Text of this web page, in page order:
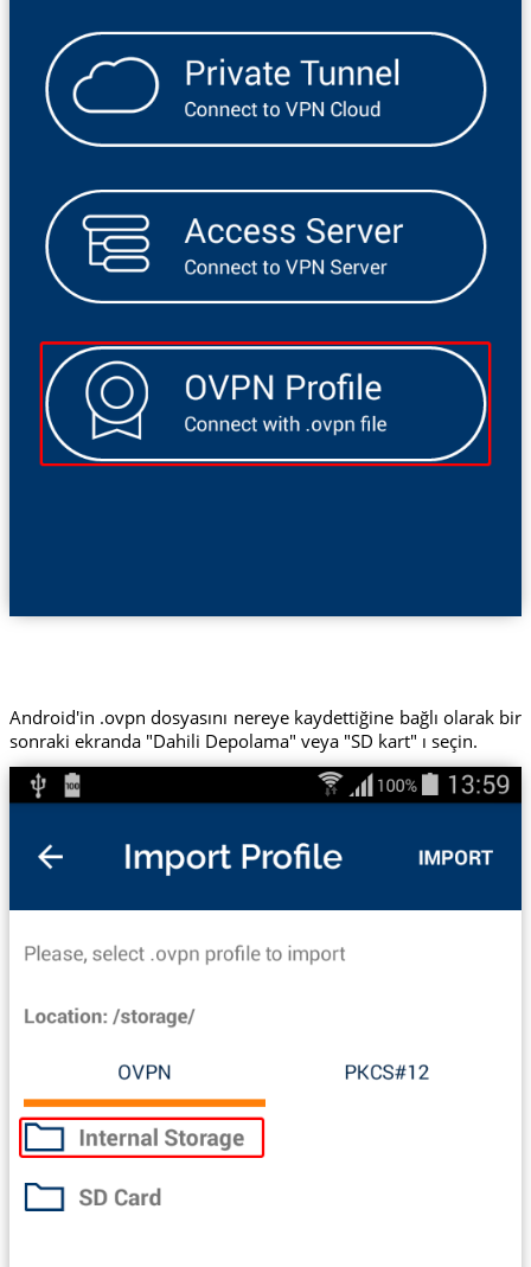
Android'in .ovpn dosyasını nereye kaydettiğine bağlı olarak bir
sonraki ekranda "Dahili Depolama" veya "SD kart" ı seçin.